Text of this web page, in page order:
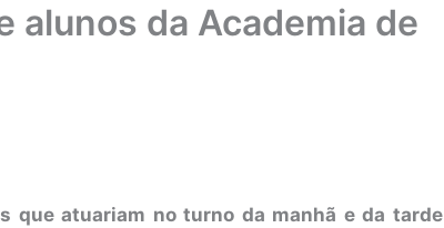
alunos da Academia de
que atuariam no turno da manhã e da tarde